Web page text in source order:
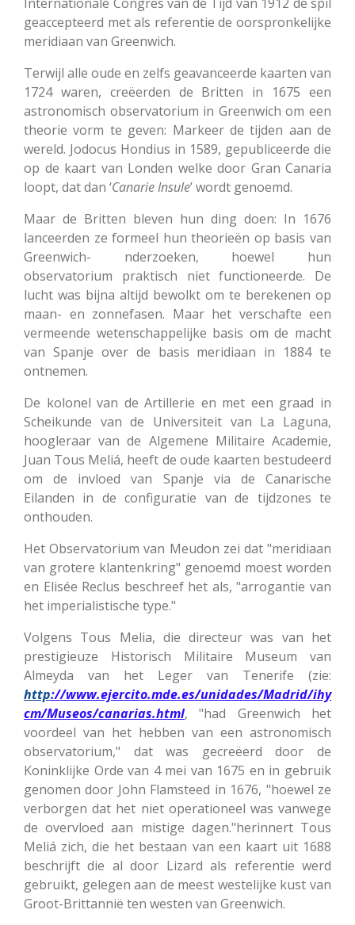
geaccepteerd met als referentie de oorspronkelijke
meridiaan van Greenwich.
Terwijl alle oude en zelfs geavanceerde kaarten van
1724 waren, creëerden de Britten in 1675 een
astronomisch observatorium in Greenwich om een
theorie vorm te geven: Markeer de tijden aan de
wereld. Jodocus Hondius in 1589, gepubliceerde die
op de kaart van Londen welke door Gran Canaria
loopt, dat dan ‘CanarieInsule’ wordt genoemd.
Maar de Britten bleven hun ding doen: In 1676
lanceerden ze formeel hun theorieën op basis van
Greenwich- nderzoeken, hoewel hun
observatorium praktisch niet functioneerde. De
lucht was bijna altijd bewolkt om te berekenen op
maan- en zonnefasen. Maar het verschafte een
vermeende wetenschappelijke basis om de macht
van Spanje over de basis meridiaan in 1884 te
ontnemen.
De kolonel van de Artillerie en met een graad in
Scheikunde van de Universiteit van La Laguna,
hoogleraar van de Algemene Militaire Academie,
Juan Tous Meliá, heeft de oude kaarten bestudeerd
om de invloed van Spanje via de Canarische
Eilanden in de configuratie van de tijdzones te
onthouden.
Het Observatorium van Meudon zei dat "meridiaan
van grotere klantenkring" genoemd moest worden
en Elisée Reclus beschreef het als, "arrogantie van
het imperialistische type."
Volgens Tous Melia, die directeur was van het
prestigieuze Historisch Militaire Museum van
Almeyda van het Leger van Tenerife (zie:
http://www.ejercito.mde.es/unidades/Madrid/ihy
cm/Museos/canarias.html, "had Greenwich het
voordeel van het hebben van een astronomisch
observatorium," dat was gecreëerd door de
Koninklijke Orde van 4 mei van 1675 en in gebruik
genomen door John Flamsteed in 1676, "hoewel ze
verborgen dat het niet operationeel was vanwege
de overvloed aan mistige dagen."herinnert Tous
Meliá zich, die het bestaan van een kaart uit 1688
beschrijft die al door Lizard als referentie werd
gebruikt, gelegen aan de meest westelijke kust van
Groot-Brittannië ten westen van Greenwich.